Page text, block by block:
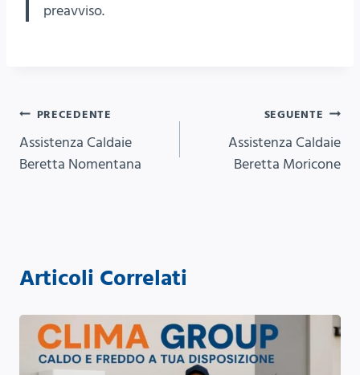
preavviso.
Navigazione
articoli
PRECEDENTE
Assistenza Caldaie
Beretta Nomentana
SEGUENTE
Assistenza Caldaie
Beretta Moricone
Articoli Correlati